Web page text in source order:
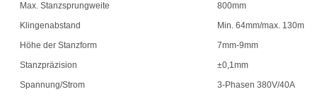
Max. Stanzsprungweite
800mm
Klingenabstand
Min. 64mm/max. 130mm
Höhe der Stanzform
7mm-9mm
Stanzpräzision
±0,1mm
Spannung/Strom
3-Phasen 380V/40A